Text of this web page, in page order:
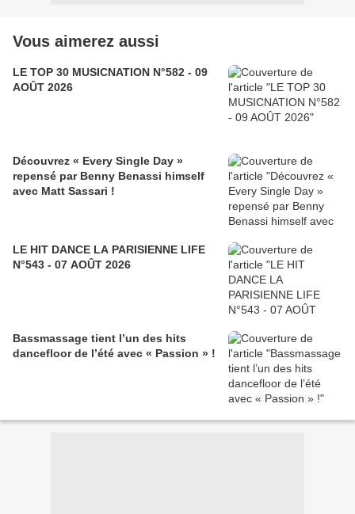
Vous aimerez aussi
LE TOP 30 MUSICNATION N°582 - 09
AOÛT 2026
Découvrez « Every Single Day »
repensé par Benny Benassi himself
avec Matt Sassari !
LE HIT DANCE LA PARISIENNE LIFE
N°543 - 07 AOÛT 2026
Bassmassage tient l’un des hits
dancefloor de l’été avec « Passion » !